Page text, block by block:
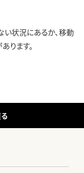
状況にあるか、移動
ります。